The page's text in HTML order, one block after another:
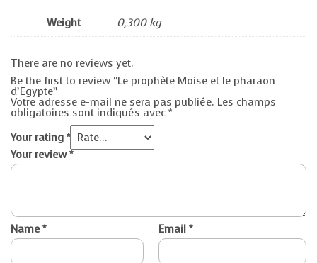
Weight 0,300 kg
There are no reviews yet.
Be the first to review “Le prophète Moise et le pharaon
d’Egypte”
Votre adresse e-mail ne sera pas publiée. Les champs
obligatoires sont indiqués avec *
Your rating *
Your review*
Name* Email *